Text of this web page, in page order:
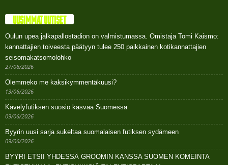
UUSIMMAT UUTISET
Oulun upea jalkapallostadion on valmistumassa. Omistaja Tomi Kaismo:
kannattajien toiveesta päätyyn tulee 250 paikkainen kotikannattajien
seisomakatsomolohko
27/06/2026
Olemmeko me kaksikymmentäkuusi?
13/06/2026
Kävelyfutiksen suosio kasvaa Suomessa
09/06/2026
Byyrin uusi sarja sukeltaa suomalaisen futiksen sydämeen
09/06/2026
BYYRI ETSII YHDESSÄ GROOMIN KANSSA SUOMEN KOMEINTA